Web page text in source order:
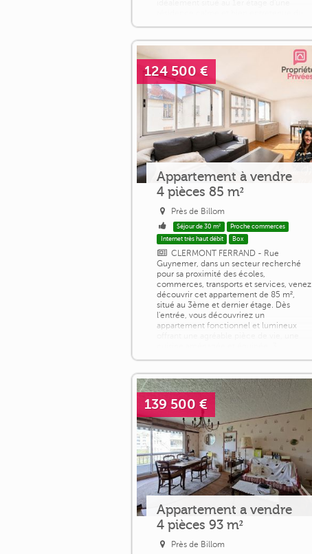
pour [...]
124 500 €
Appartement à vendre
4 pièces 85 m²
Près de Billom
Séjour de 30 m²
Proche commerces
Internet très haut débit
Box
CLERMONT FERRAND - Rue
Guynemer, dans un secteur recherché
pour sa proximité des écoles,
commerces, transports et services, venez
découvrir cet appartement de 85 m²,
situé au 3ème et dernier étage. Dès
l'entrée, vous découvrirez un
appartement fonctionnel et lumineux
WC [...]
139 500 €
Appartement a vendre
4 pièces 93 m²
Près de Billom